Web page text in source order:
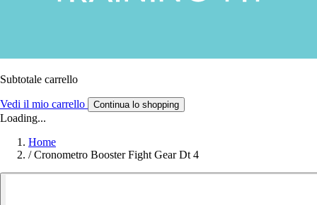
Subtotale carrello
Vedi il mio carrello Continua lo shopping
Loading...
Home
/ Cronometro Booster Fight Gear Dt 4